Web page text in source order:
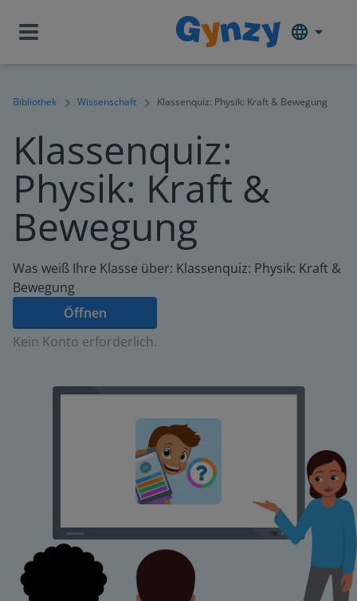
Bibliothek Wissenschaft Klassenquiz: Physik: Kraft & Bewegung
Klassenquiz:
Physik: Kraft &
Bewegung
Was weiß Ihre Klasse über: Klassenquiz: Physik: Kraft &
Bewegung
Öffnen
Kein Konto erforderlich.